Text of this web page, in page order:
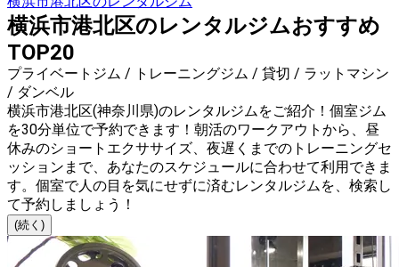
横浜市港北区のレンタルジムおすすめ
TOP20
プライベートジム / トレーニングジム / 貸切 / ラットマシン
/ ダンベル
横浜市港北区(神奈川県)のレンタルジムをご紹介！個室ジム
を30分単位で予約できます！朝活のワークアウトから、昼
休みのショートエクササイズ、夜遅くまでのトレーニングセ
ッションまで、あなたのスケジュールに合わせて利用できま
す。個室で人の目を気にせずに済むレンタルジムを、検索し
て予約しましょう！
(続く)